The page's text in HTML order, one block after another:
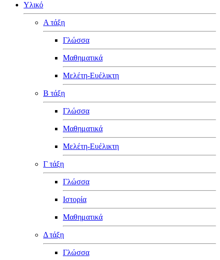
Υλικό
Α τάξη
Γλώσσα
Μαθηματικά
Μελέτη-Ευέλικτη
Β τάξη
Γλώσσα
Μαθηματικά
Μελέτη-Ευέλικτη
Γ τάξη
Γλώσσα
Ιστορία
Μαθηματικά
Δ τάξη
Γλώσσα